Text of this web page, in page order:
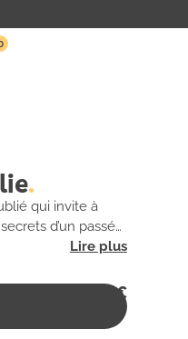
qui invite à
d’un passé
2,99€